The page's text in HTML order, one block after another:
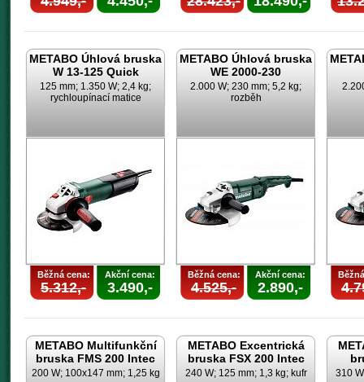
METABO Úhlová bruska
W 13-125 Quick
125 mm; 1.350 W; 2,4 kg;
rychloupínací matice
Běžná cena:
5.312,-
Akční cena:
3.490,-
METABO Úhlová bruska
WE 2000-230
2.000 W; 230 mm; 5,2 kg;
rozběh
Běžná cena:
4.525,-
Akční cena:
2.890,-
METABO Multifunkční
bruska FMS 200 Intec
200 W; 100x147 mm; 1,25 kg
METABO Excentrická
bruska FSX 200 Intec
240 W; 125 mm; 1,3 kg; kufr 310